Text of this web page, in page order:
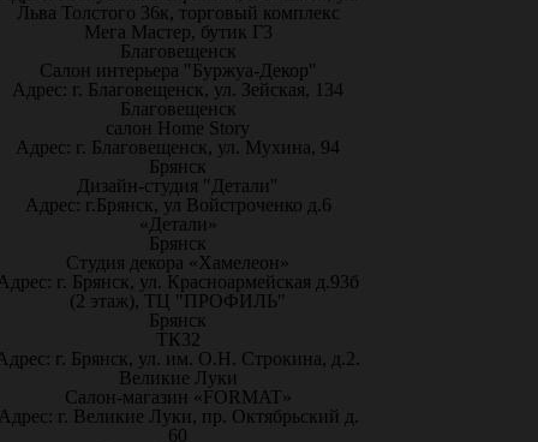
Льва Толстого 36к, торговый комплекс
Мега Мастер, бутик Г3
Благовещенск
Салон интерьера "Буржуа-Декор"
Адрес: г. Благовещенск, ул. Зейская, 134
Благовещенск
салон Home Story
Адрес: г. Благовещенск, ул. Мухина, 94
Брянск
Дизайн-студия "Детали"
Адрес: г.Брянск, ул Войстроченко д.6
«Детали»
Брянск
Студия декора «Хамелеон»
г. Брянск, ул. Красноармейская д.93б
(2 этаж), ТЦ "ПРОФИЛЬ"
Брянск
ТК32
г. Брянск, ул. им. О.Н. Строкина, д.2.
Великие Луки
Салон-магазин «FORMAT»
г. Великие Луки, пр. Октябрьский д.
60